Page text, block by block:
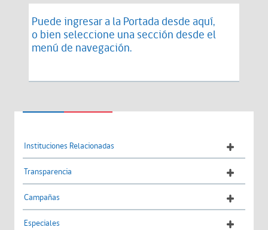
Puede ingresar a la Portada desde aquí,
o bien seleccione una sección desde el
menú de navegación.
Instituciones Relacionadas
Transparencia
Campañas
Especiales